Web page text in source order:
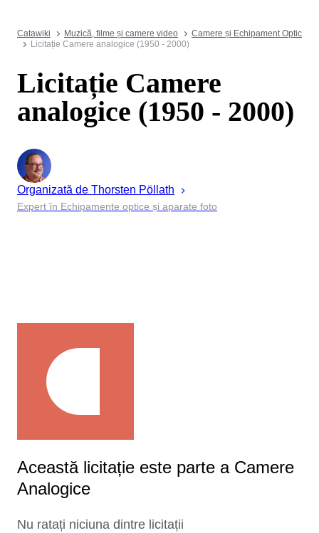
Catawiki Muzică, filme și camere video
Camere și Echipament Optic
Licitație Camere analogice (1950 - 2000)
Licitație Camere
analogice (1950 - 2000)
Organizată de Thorsten Pöllath
Expert în Echipamente optice și aparate foto
Această licitație este parte a Camere
Analogice
Nu ratați niciuna dintre licitații